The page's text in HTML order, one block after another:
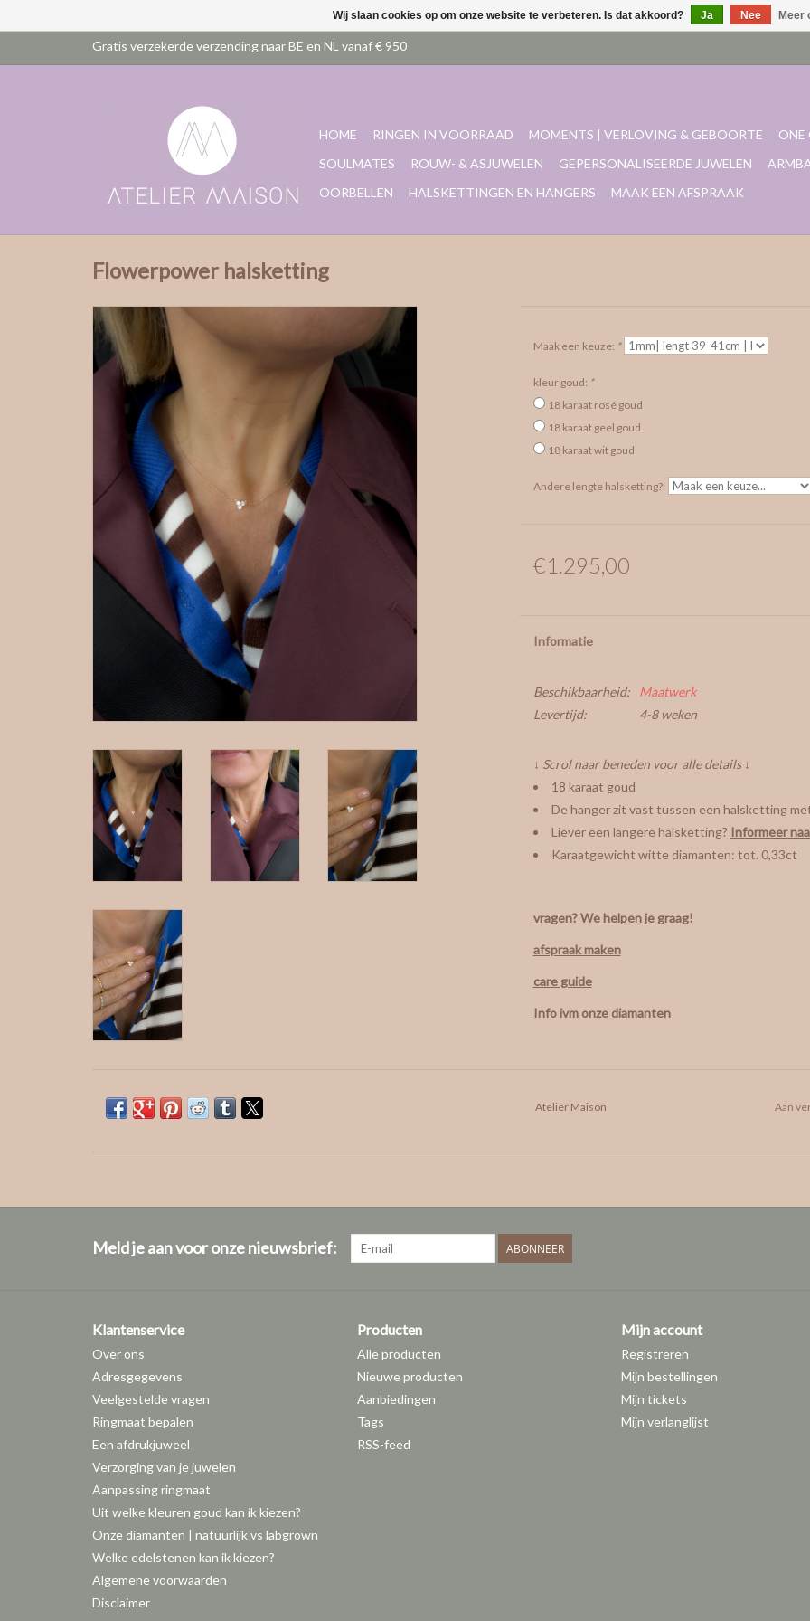
HOME RINGEN IN VOORRAAD MOMENTS | VERLOVING & GEBOORTE ONE
SOULMATES
ROUW- & ASJUWELEN GEPERSONALISEERDE JUWELEN
OORBELLEN
HALSKETTINGEN EN HANGERS MAAK EEN AFSPRAAK
Flowerpower halsketting
Maak een keuze: *
kleur goud: *
18 karaat rosé goud
18 karaat geel goud
18 karaat wit goud
Andere lengte halsketting?:
€1.295,00
Informatie
Beschikbaarheid:
Maatwerk
Levertijd:
4-8 weken
↓ Scrol naar beneden voor alle details ↓
18 karaat goud
De hanger zit vast tussen een halsketting
Liever een langere halsketting? Informeer
Karaatgewicht witte diamanten: tot. 0,33ct
vragen? We helpen je graag!
afspraak maken
care guide
Info ivm onze diamanten
Atelier Maison Aan
Meld je aan voor onze nieuwsbrief: ABONNEER
Klantenservice
Over ons
Adresgegevens
Veelgestelde vragen
Ringmaat bepalen
Een afdrukjuweel
Verzorging van je juwelen
Aanpassing ringmaat
Uit welke kleuren goud kan ik kiezen?
Onze diamanten | natuurlijk vs labgrown
Welke edelstenen kan ik kiezen?
Algemene voorwaarden
Disclaimer
Producten
Alle producten
Nieuwe producten
Aanbiedingen
Tags
RSS-feed
Mijn account
Registreren
Mijn bestellingen
Mijn tickets
Mijn verlanglijst
Wij slaan cookies op om onze website te verbeteren. Is dat akkoord? Ja Nee Meer